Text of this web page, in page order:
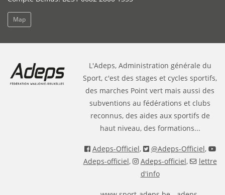
Map
L'Adeps, Administration générale du
Sport, c'est des stages et cycles sportifs,
des marches Point vert mais aussi des
subventions au fédérations et clubs
reconnus, des aides aux sportifs de
haut niveau, des formations...
Adeps-Officiel, @Adeps-Officiel,
Adeps-officiel, Adeps-officiel,
lettre
d'info